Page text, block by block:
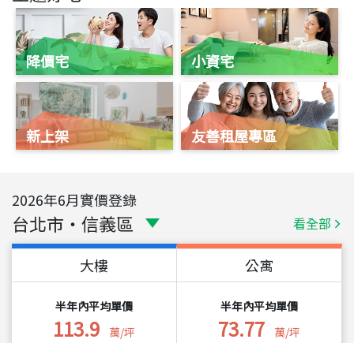
降價宅
新上架
小資宅
友善租屋專區
2026年6月實價登錄
台北市 ・ 信義區 看全部
大樓
半年內平均單價
113.9 萬/坪
公寓
半年內平均單價
73.77 萬/坪